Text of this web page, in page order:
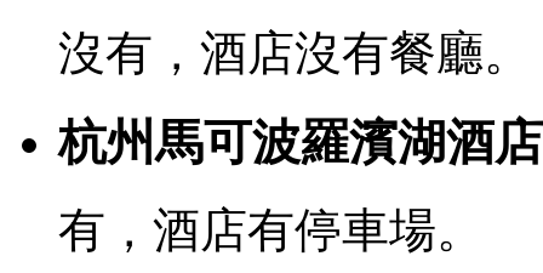
沒有，酒店沒有餐廳。
杭州馬可波羅濱湖酒
有，酒店有停車場。